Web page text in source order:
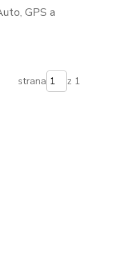
GPS a
strana z 1